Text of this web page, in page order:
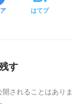
はてブ
す
されることはありま